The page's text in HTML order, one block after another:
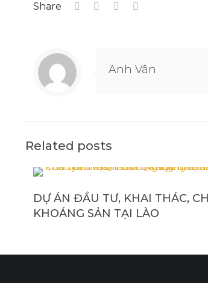
Share
Anh Vân
Related posts
DỰ ÁN ĐẦU TƯ, KHAI THÁC,
KHOÁNG SẢN TẠI LÀO